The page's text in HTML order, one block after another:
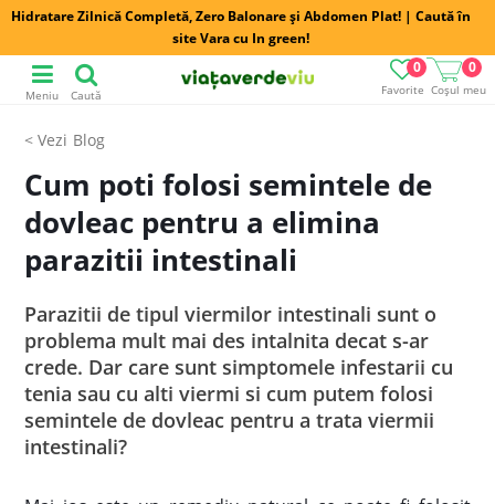
Hidratare Zilnică Completă, Zero Balonare și Abdomen Plat! | Caută în
site Vara cu In green!
Favorite
0
Coșul meu
0
Meniu Caută
Blog
Cum poti folosi semintele de
dovleac pentru a elimina
parazitii intestinali
Parazitii de tipul viermilor intestinali sunt o
problema mult mai des intalnita decat s-ar
crede. Dar care sunt simptomele infestarii cu
tenia sau cu alti viermi si cum putem folosi
semintele de dovleac pentru a trata viermii
intestinali?